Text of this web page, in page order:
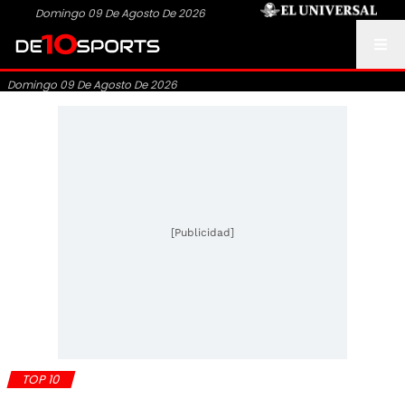
Domingo 09 De Agosto De 2026
Domingo 09 De Agosto De 2026
[Publicidad]
TOP 10